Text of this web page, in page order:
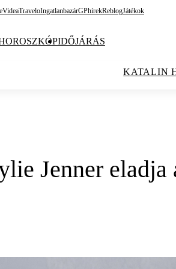
VideaTraveloIngatlanbazárGPhírekReblogJátékok
IDŐJÁRÁS
KATALIN
Jenner